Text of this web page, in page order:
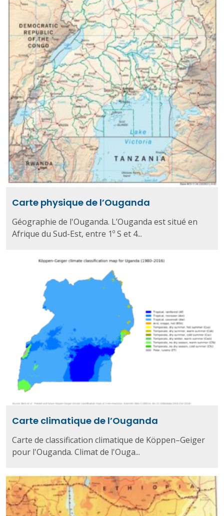
Carte physique de l’Ouganda
Géographie de l'Ouganda. L’Ouganda est situé en
Afrique du Sud-Est, entre 1º S et 4...
Carte climatique de l’Ouganda
Carte de classification climatique de Köppen–Geiger
pour l'Ouganda. Climat de l'Ouga...